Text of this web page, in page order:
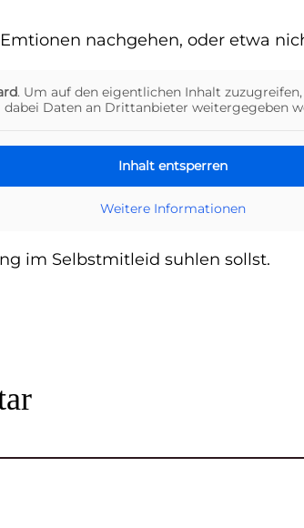
nachgehen, oder etwa
. Um auf den eigentlichen Inhalt
dabei Daten an Drittanbieter weitergegeben
Inhalt entsperren
Weitere Informationen
im Selbstmitleid suhlen sollst.